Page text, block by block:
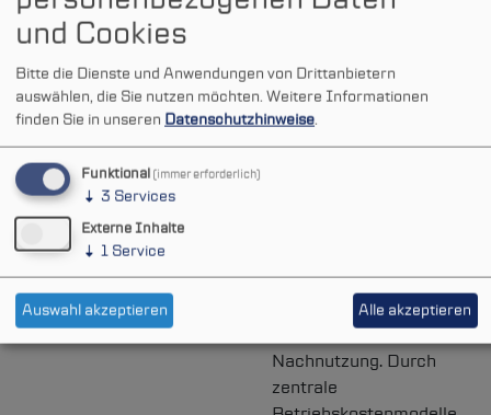
Effizienz
Projektübergreifende
Synergieeffekte durch
umfangreiche Erfahrung
in unterschiedlichen
EfA-Projekten im Betrieb
Sicherheit
Died-NRWAöR stellt
den rechtssicheren und
standardkonformen
Bund und Länder bei
Fragen zu Betrieb,
Sicherheit und
Nachnutzung. Durch
zentrale
und Cookies
Bitte die Dienste und Anwendungen von Drittanbietern
auswählen, die Sie nutzen möchten. Weitere Informationen
finden Sie in unseren Datenschutzhinweise.
Funktional(immer erforderlich)
↓ 3 Services
Externe Inhalte
↓ 1 Service
Auswahl akzeptieren Alle akzeptieren